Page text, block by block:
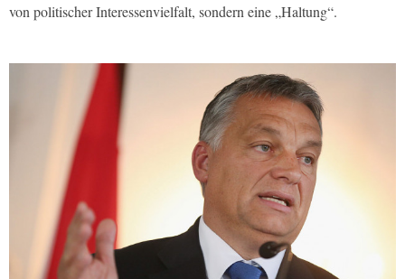
von politischer Interessenvielfalt, sondern eine „Haltung“.